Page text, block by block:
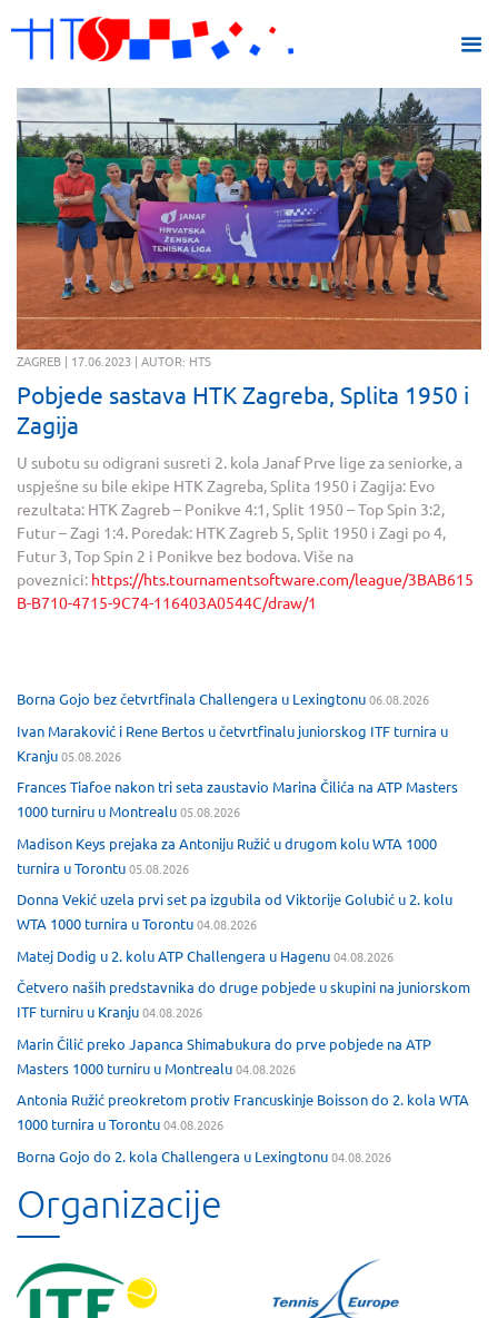
ZAGREB | 17.06.2023 | AUTOR: HTS
Pobjede sastava HTK Zagreba, Splita 1950 i
Zagija
U subotu su odigrani susreti 2. kola Janaf Prve lige za seniorke, a
uspješne su bile ekipe HTK Zagreba, Splita 1950 i Zagija: Evo
rezultata: HTK Zagreb – Ponikve 4:1, Split 1950 – Top Spin 3:2,
Futur – Zagi 1:4. Poredak: HTK Zagreb 5, Split 1950 i Zagi po 4,
Futur 3, Top Spin 2 i Ponikve bez bodova. Više na
poveznici: https://hts.tournamentsoftware.com/league/3BAB615
B-B710-4715-9C74-116403A0544C/draw/1
Borna Gojo bez četvrtfinala Challengera u Lexingtonu06.08.2026
Ivan Maraković i Rene Bertos u četvrtfinalu juniorskog ITF turnira u
Kranju05.08.2026
Frances Tiafoe nakon tri seta zaustavio Marina Čilića na ATP Masters
1000 turniru u Montrealu05.08.2026
Madison Keys prejaka za Antoniju Ružić u drugom kolu WTA 1000
turnira u Torontu05.08.2026
Donna Vekić uzela prvi set pa izgubila od Viktorije Golubić u 2. kolu
WTA 1000 turnira u Torontu04.08.2026
Matej Dodig u 2. kolu ATP Challengera u Hagenu04.08.2026
Četvero naših predstavnika do druge pobjede u skupini na juniorskom
ITF turniru u Kranju04.08.2026
Marin Čilić preko Japanca Shimabukura do prve pobjede na ATP
Masters 1000 turniru u Montrealu04.08.2026
Antonia Ružić preokretom protiv Francuskinje Boisson do 2. kola WTA
1000 turnira u Torontu04.08.2026
Borna Gojo do 2. kola Challengera u Lexingtonu04.08.2026
Organizacije